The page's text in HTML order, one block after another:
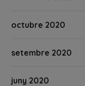
octubre 2020
setembre 2020
juny 2020